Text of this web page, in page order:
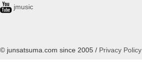
jmusic
© junsatsuma.com since 2005 / Privacy Policy